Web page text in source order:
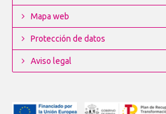
Mapa web
Protección de datos
Aviso legal